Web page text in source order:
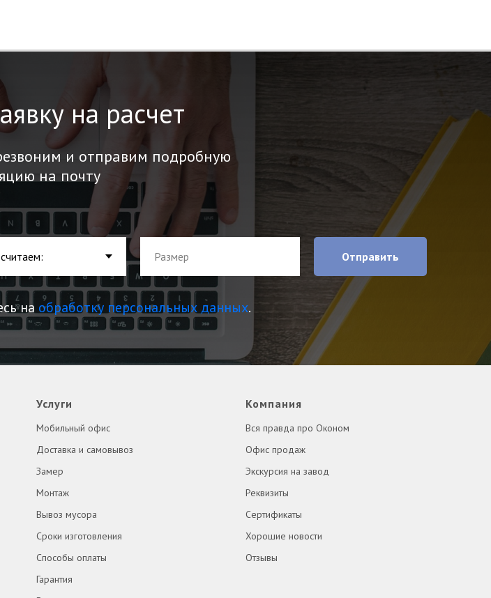
на расчет
и отправим подробную
на почту
Отправить
на обработку персональных данных.
Услуги
Мобильный офис
Доставка и самовывоз
Замер
Монтаж
Вывоз мусора
Сроки изготовления
Способы оплаты
Гарантия
Компания
Вся правда про Оконом
Офис продаж
Экскурсия на завод
Реквизиты
Сертификаты
Хорошие новости
Отзывы